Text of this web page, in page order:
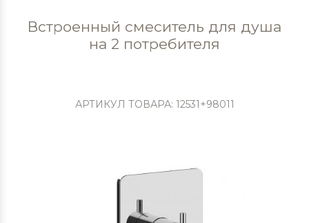
Встроенный смеситель для душа
на 2 потребителя
АРТИКУЛ ТОВАРА: 12531+98011